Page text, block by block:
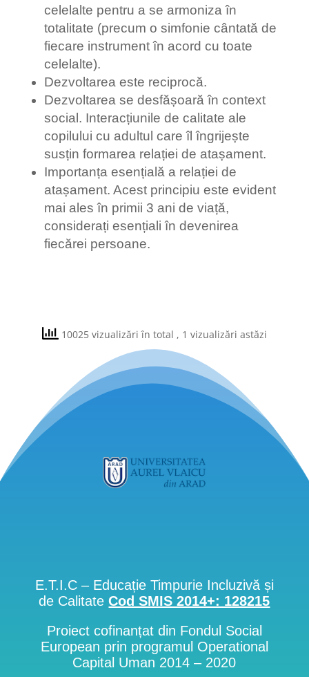
celelalte pentru a se armoniza în
totalitate (precum o simfonie cântată de
fiecare instrument în acord cu toate
celelalte).
Dezvoltarea este reciprocă.
Dezvoltarea se desfășoară în context
social. Interacțiunile de calitate ale
copilului cu adultul care îl îngrijește
susțin formarea relației de atașament.
Importanța esențială a relației de
atașament. Acest principiu este evident
mai ales în primii 3 ani de viață,
considerați esențiali în devenirea
fiecărei persoane.
10025 vizualizări în total , 1 vizualizări astăzi
E.T.I.C – Educație Timpurie Incluzivă și
de CalitateCod SMIS 2014+: 128215
Proiect cofinanțat din Fondul Social
European prin programul Operational
Capital Uman 2014 – 2020